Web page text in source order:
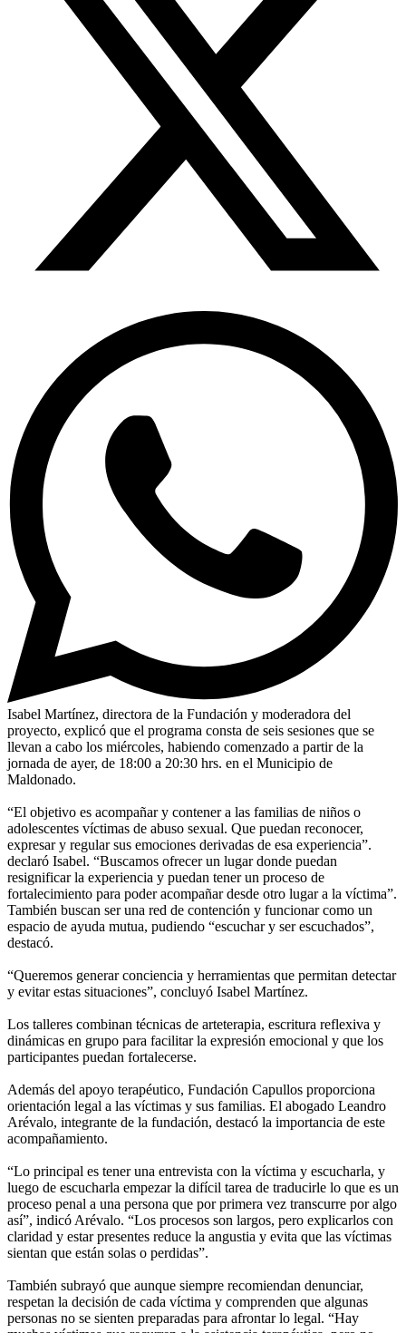
Isabel Martínez, directora de la Fundación y moderadora del
proyecto, explicó que el programa consta de seis sesiones que se
llevan a cabo los miércoles, habiendo comenzado a partir de la
jornada de ayer, de 18:00 a 20:30 hrs. en el Municipio de
Maldonado.
“El objetivo es acompañar y contener a las familias de niños o
adolescentes víctimas de abuso sexual. Que puedan reconocer,
expresar y regular sus emociones derivadas de esa experiencia”.
declaró Isabel. “Buscamos ofrecer un lugar donde puedan
resignificar la experiencia y puedan tener un proceso de
fortalecimiento para poder acompañar desde otro lugar a la víctima”.
También buscan ser una red de contención y funcionar como un
espacio de ayuda mutua, pudiendo “escuchar y ser escuchados”,
destacó.
“Queremos generar conciencia y herramientas que permitan detectar
y evitar estas situaciones”, concluyó Isabel Martínez.
Los talleres combinan técnicas de arteterapia, escritura reflexiva y
dinámicas en grupo para facilitar la expresión emocional y que los
participantes puedan fortalecerse.
Además del apoyo terapéutico, Fundación Capullos proporciona
orientación legal a las víctimas y sus familias. El abogado Leandro
Arévalo, integrante de la fundación, destacó la importancia de este
acompañamiento.
“Lo principal es tener una entrevista con la víctima y escucharla, y
luego de escucharla empezar la difícil tarea de traducirle lo que es un
proceso penal a una persona que por primera vez transcurre por algo
así”, indicó Arévalo. “Los procesos son largos, pero explicarlos con
claridad y estar presentes reduce la angustia y evita que las víctimas
sientan que están solas o perdidas”.
También subrayó que aunque siempre recomiendan denunciar,
respetan la decisión de cada víctima y comprenden que algunas
personas no se sienten preparadas para afrontar lo legal. “Hay